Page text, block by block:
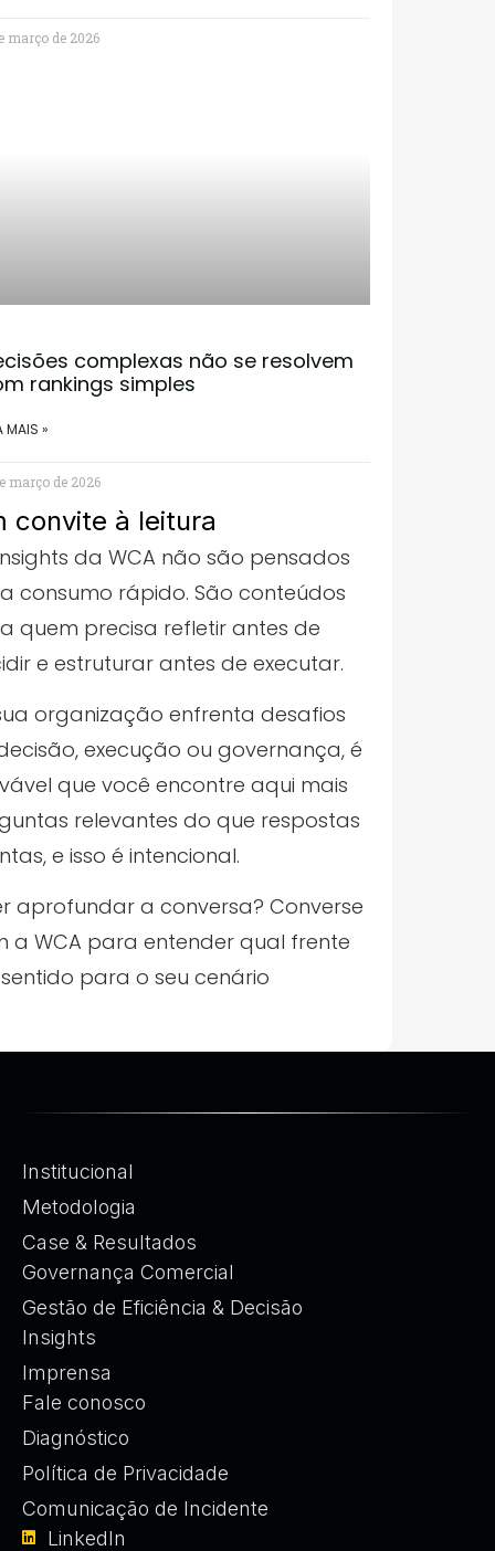
março de 2026
complexas não se resolvem
rankings simples
MAIS »
março de 2026
convite à leitura
da WCA não são pensados
consumo rápido. São conteúdos
quem precisa refletir antes de
e estruturar antes de executar.
organização enfrenta desafios
execução ou governança, é
que você encontre aqui mais
relevantes do que respostas
e isso é intencional.
aprofundar a conversa? Converse
a WCA para entender qual frente
para o seu cenário
Institucional
Metodologia
Case & Resultados
Governança Comercial
Gestão de Eficiência & Decisão
Insights
Imprensa
Fale conosco
Diagnóstico
Política de Privacidade
Comunicação de Incidente
LinkedIn